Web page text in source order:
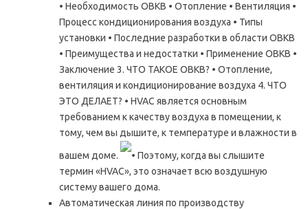
• Необходимость ОВКВ • Отопление • Вентиляция •
Процесс кондиционирования воздуха • Типы
установки • Последние разработки в области ОВКВ
• Преимущества и недостатки • Применение ОВКВ •
Заключение 3. ЧТО ТАКОЕ ОВКВ? • Отопление,
вентиляция и кондиционирование воздуха 4. ЧТО
ЭТО ДЕЛАЕТ? • HVAC является основным
требованием к качеству воздуха в помещении, к
тому, чем вы дышите, к температуре и влажности в
вашем доме.
• Поэтому, когда вы слышите
термин «HVAC», это означает всю воздушную
систему вашего дома.
Автоматическая линия по производству